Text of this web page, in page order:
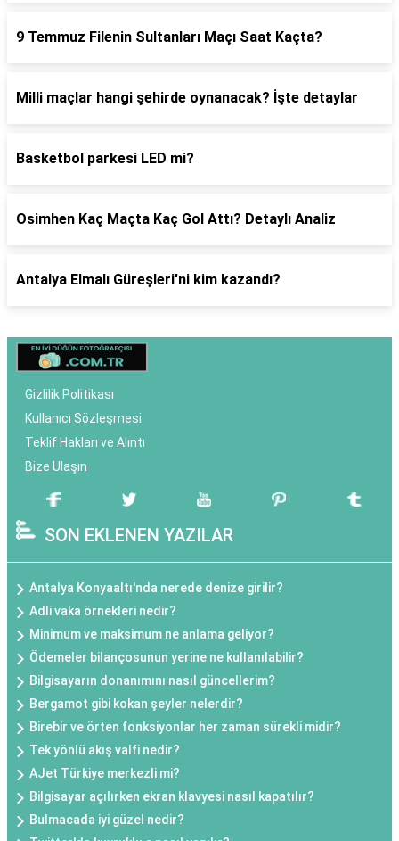
9 Temmuz Filenin Sultanları Maçı Saat Kaçta?
Milli maçlar hangi şehirde oynanacak? İşte detaylar
Basketbol parkesi LED mi?
Osimhen Kaç Maçta Kaç Gol Attı? Detaylı Analiz
Antalya Elmalı Güreşleri'ni kim kazandı?
Gizlilik Politikası
Kullanıcı Sözleşmesi
Teklif Hakları ve Alıntı
Bize Ulaşın
SON EKLENEN YAZILAR
Antalya Konyaaltı'nda nerede denize girilir?
Adli vaka örnekleri nedir?
Minimum ve maksimum ne anlama geliyor?
Ödemeler bilançosunun yerine ne kullanılabilir?
Bilgisayarın donanımını nasıl güncellerim?
Bergamot gibi kokan şeyler nelerdir?
Birebir ve örten fonksiyonlar her zaman sürekli midir?
Tek yönlü akış valfi nedir?
AJet Türkiye merkezli mi?
Bilgisayar açılırken ekran klavyesi nasıl kapatılır?
Bulmacada iyi güzel nedir?